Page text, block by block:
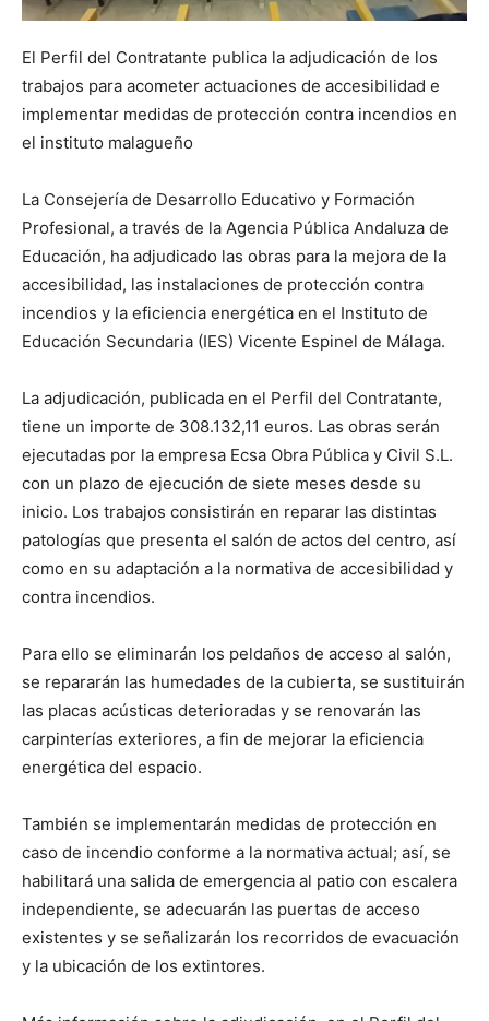
El Perfil del Contratante publica la adjudicación de los
trabajos para acometer actuaciones de accesibilidad e
implementar medidas de protección contra incendios en
el instituto malagueño
La Consejería de Desarrollo Educativo y Formación
Profesional, a través de la Agencia Pública Andaluza de
Educación, ha adjudicado las obras para la mejora de la
accesibilidad, las instalaciones de protección contra
incendios y la eficiencia energética en el Instituto de
Educación Secundaria (IES) Vicente Espinel de Málaga.
La adjudicación, publicada en el Perfil del Contratante,
tiene un importe de 308.132,11 euros. Las obras serán
ejecutadas por la empresa Ecsa Obra Pública y Civil S.L.
con un plazo de ejecución de siete meses desde su
inicio. Los trabajos consistirán en reparar las distintas
patologías que presenta el salón de actos del centro, así
como en su adaptación a la normativa de accesibilidad y
contra incendios.
Para ello se eliminarán los peldaños de acceso al salón,
se repararán las humedades de la cubierta, se sustituirán
las placas acústicas deterioradas y se renovarán las
carpinterías exteriores, a fin de mejorar la eficiencia
energética del espacio.
También se implementarán medidas de protección en
caso de incendio conforme a la normativa actual; así, se
habilitará una salida de emergencia al patio con escalera
independiente, se adecuarán las puertas de acceso
existentes y se señalizarán los recorridos de evacuación
y la ubicación de los extintores.